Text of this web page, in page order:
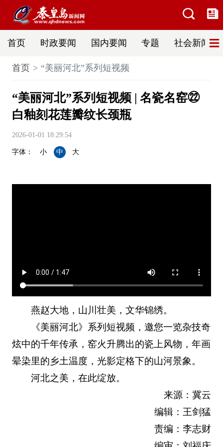
首页 时政要闻 国内要闻 专题 社会新闻
首页 “美丽河北”系列短视频
“美丽河北”系列短视频 | 名瓷名窑㉒
白釉刻花莲瓣纹长颈瓶
2026-01-01 18:29:54
字体： 小 中 大
燕赵大地，山川壮美，文华锦绣。
《美丽河北》系列短视频，邀您一览杂技奇
炫中的千年传承，窑火升腾出的瓷上风物，年画
晕染里的乡土温度，光影定格下的山河景象。
河北之美，在此绽放。
来源：冀云
编辑：王剑猛
责编：李志财